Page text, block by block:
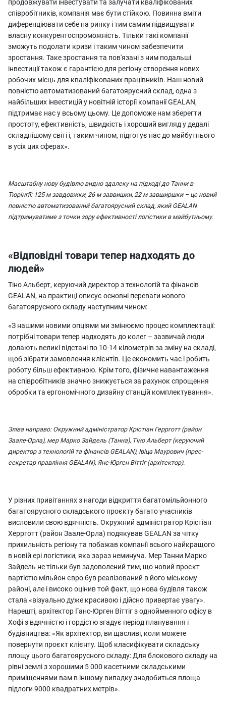
продовжувати інвестувати та залучати кваліфікованих
співробітників, компанія має бути стійкою. Повинна вміти
диференціювати себе на ринку і тим самим підвищувати
власну конкурентоспроможність. Тільки такі компанії
зможуть подолати кризи і таким чином забезпечити
зростання. Таке зростання та пов'язані з ним подальші
інвестиції також є гарантією для регіону створення нових
робочих місць для кваліфікованих працівників. Наш новий
повністю автоматизований багатоярусний склад, одна з
найбільших інвестицій у новітній історії компанії GEALAN,
підтримає нас у всьому цьому. Це допоможе нам зберегти
простоту, ефективність, швидкість і хороший вигляд у дедалі
складнішому світі і, таким чином, підготує нас до майбутнього
в усіх цих сферах».
Масштабну нову будівлю видно здалеку на підході до Танни в
Тюрінгії: 125 м завдовжки, 26 м заввишки, 22 м завширшки – це новий
повністю автоматизований багатоярусний склад, який GEALAN
підтримуватиме з точки зору ефективності логістики в майбутньому.
«Відповідні товари тепер надходять до
людей»
Тіно Альберт, керуючий директор з технологій та фінансів
GEALAN, на практиці описує основні переваги нового
багатоярусного складу наступним чином:
«З нашими новими опціями ми змінюємо процес комплектації:
потрібні товари тепер надходять до колег – зазвичай люди
долають великі відстані по 10-14 кілометрів за зміну на складі,
щоб зібрати замовлення клієнтів. Це економить час і робить
роботу більш ефективною. Крім того, фізичне навантаження
на співробітників значно знижується за рахунок спрощення
обробки та ергономічного дизайну станцій комплектування».
Зліва направо: Окружний адміністратор Крістіан Геррготт (район
Заале-Орла), мер Марко Зайдель (Танна), Тіно Альберт (керуючий
директор з технологій та фінансів GEALAN), Івіца Маурович (прес-
секретар правління GEALAN), Янс-Юрген Віттіг (архітектор).
У різних привітаннях з нагоди відкриття багатомільйонного
багатоярусного складського проєкту багато учасників
висловили свою вдячність. Окружний адміністратор Крістіан
Херрготт (район Заале-Орла) подякував GEALAN за чітку
прихильність регіону та побажав компанії всього найкращого
в новій ері логістики, яка зараз неминуча. Мер Танни Марко
Зайдель не тільки був задоволений тим, що новий проєкт
вартістю мільйон євро був реалізований в його міському
районі, але і високо оцінив той факт, що нова будівля також
стала «візуально дуже красивою і дійсно привертає увагу».
Нарешті, архітектор Ганс-Юрген Віттіг з однойменного офісу в
Хофі з вдячністю і гордістю згадує період планування і
будівництва: «Як архітектор, ви щасливі, коли можете
повернути проєкт клієнту. Щоб класифікувати складську
площу цього багатоярусного складу: Для блокового складу на
рівні землі з хорошими 5 000 касетними складськими
приміщеннями вам в іншому випадку знадобиться площа
підлоги 9000 квадратних метрів».